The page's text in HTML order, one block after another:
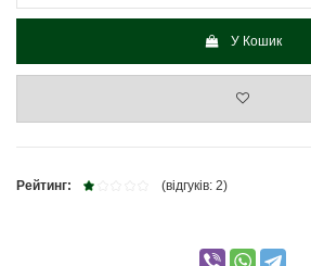
У Кошик
Рейтинг: (відгуків: 2)